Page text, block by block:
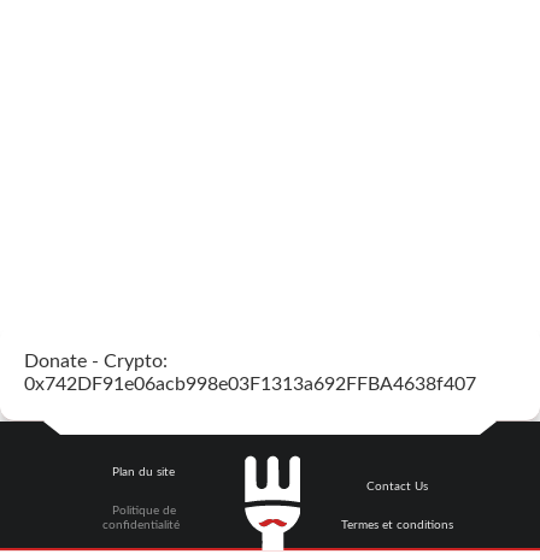
Donate - Crypto:
0x742DF91e06acb998e03F1313a692FFBA4638f407
Plan du site
Politique de
confidentialité
Contact Us
Termes et conditions